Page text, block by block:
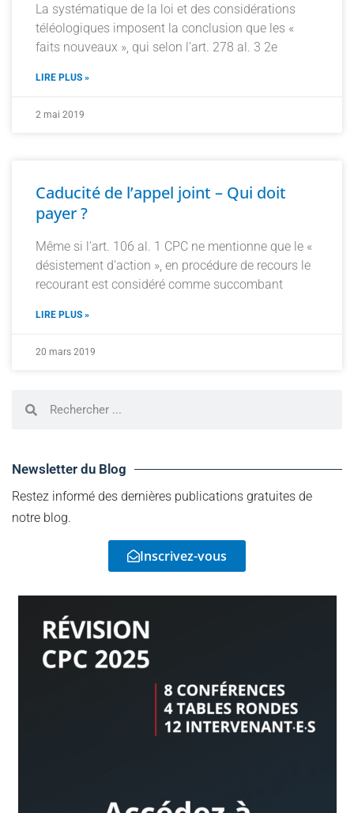
La systématique de la loi et des considérations
téléologiques imposent la conclusion que les «
faits nouveaux », qui selon l’art. 278 al. 3 2e
LIRE PLUS »
2 mai 2019
Caducité de l’appel joint – Qui doit
payer ?
Même si l’art. 106 al. 1 CPC ne mentionne que le «
désistement d’action », en procédure de recours le
recourant est considéré comme succombant
LIRE PLUS »
20 mars 2019
Newsletter du Blog
Restez informé des dernières publications gratuites de
notre blog.
Inscrivez-vous